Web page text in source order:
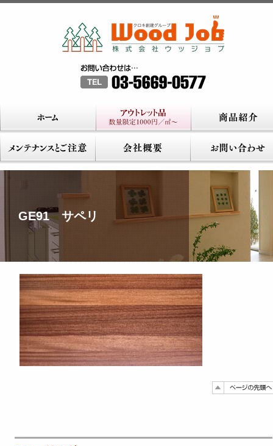
GE91 サペリ